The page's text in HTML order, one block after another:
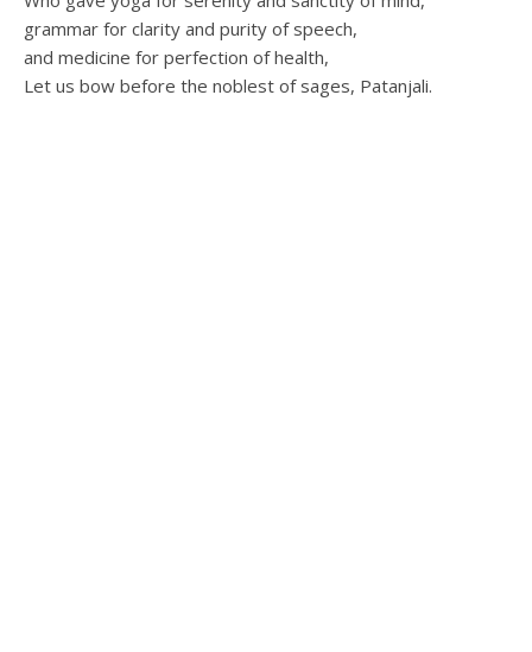
grammar for clarity and purity of speech,
and medicine for perfection of health,
Let us bow before the noblest of sages, Patanjali.